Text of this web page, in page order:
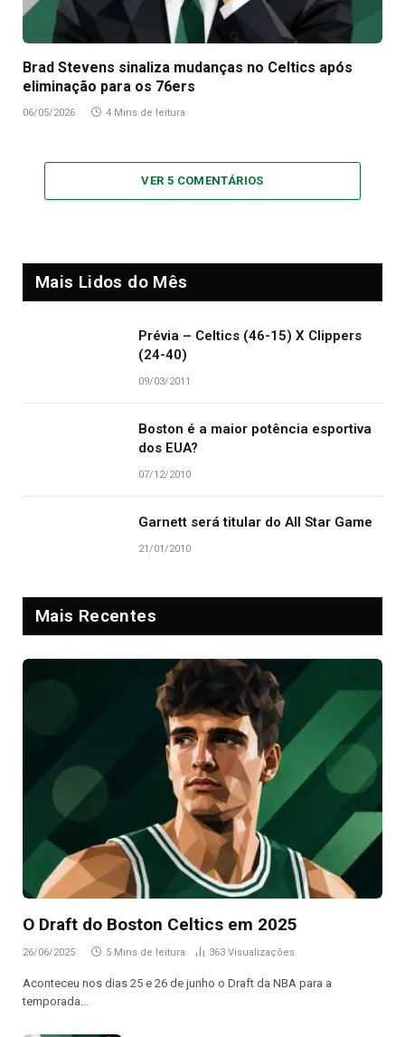
Brad Stevens sinaliza mudanças no Celtics após
eliminação para os 76ers
06/05/2026 4 Mins de leitura
VER 5 COMENTÁRIOS
Mais Lidos do Mês
Prévia – Celtics (46-15) X Clippers
(24-40)
09/03/2011
Boston é a maior potência esportiva
dos EUA?
07/12/2010
Garnett será titular do All Star Game
21/01/2010
Mais Recentes
O Draft do Boston Celtics em 2025
26/06/2025 5 Mins de leitura 363 Visualizações
Aconteceu nos dias 25 e 26 de junho o Draft da NBA para a
temporada…